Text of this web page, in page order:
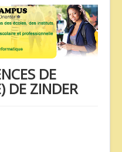
DE
DE ZINDER